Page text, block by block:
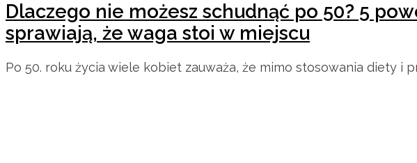
Dlaczego nie możesz schudnąć po 50? 5
sprawiają, że waga stoi w miejscu
Po 50. roku życia wiele kobiet zauważa, że mimo stosowania diety i